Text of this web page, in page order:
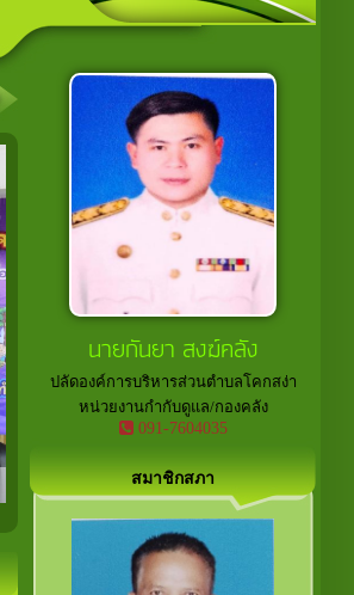
วนตำบลและนายกองค์การบริหารส่วนตำบลโคกสง่า
นายกันยา สงฆ์คลัง
ปลัดองค์การบริหารส่วนตำบลโคกสง่า
หน่วยงานกำกับดูแล/กองคลัง
091-7604035
สมาชิกสภา